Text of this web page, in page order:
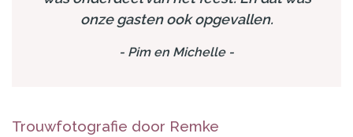
onze gasten ook opgevallen.
- Pim en Michelle-
Trouwfotografie door Remke